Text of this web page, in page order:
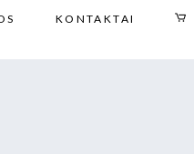
KONTAKTAI